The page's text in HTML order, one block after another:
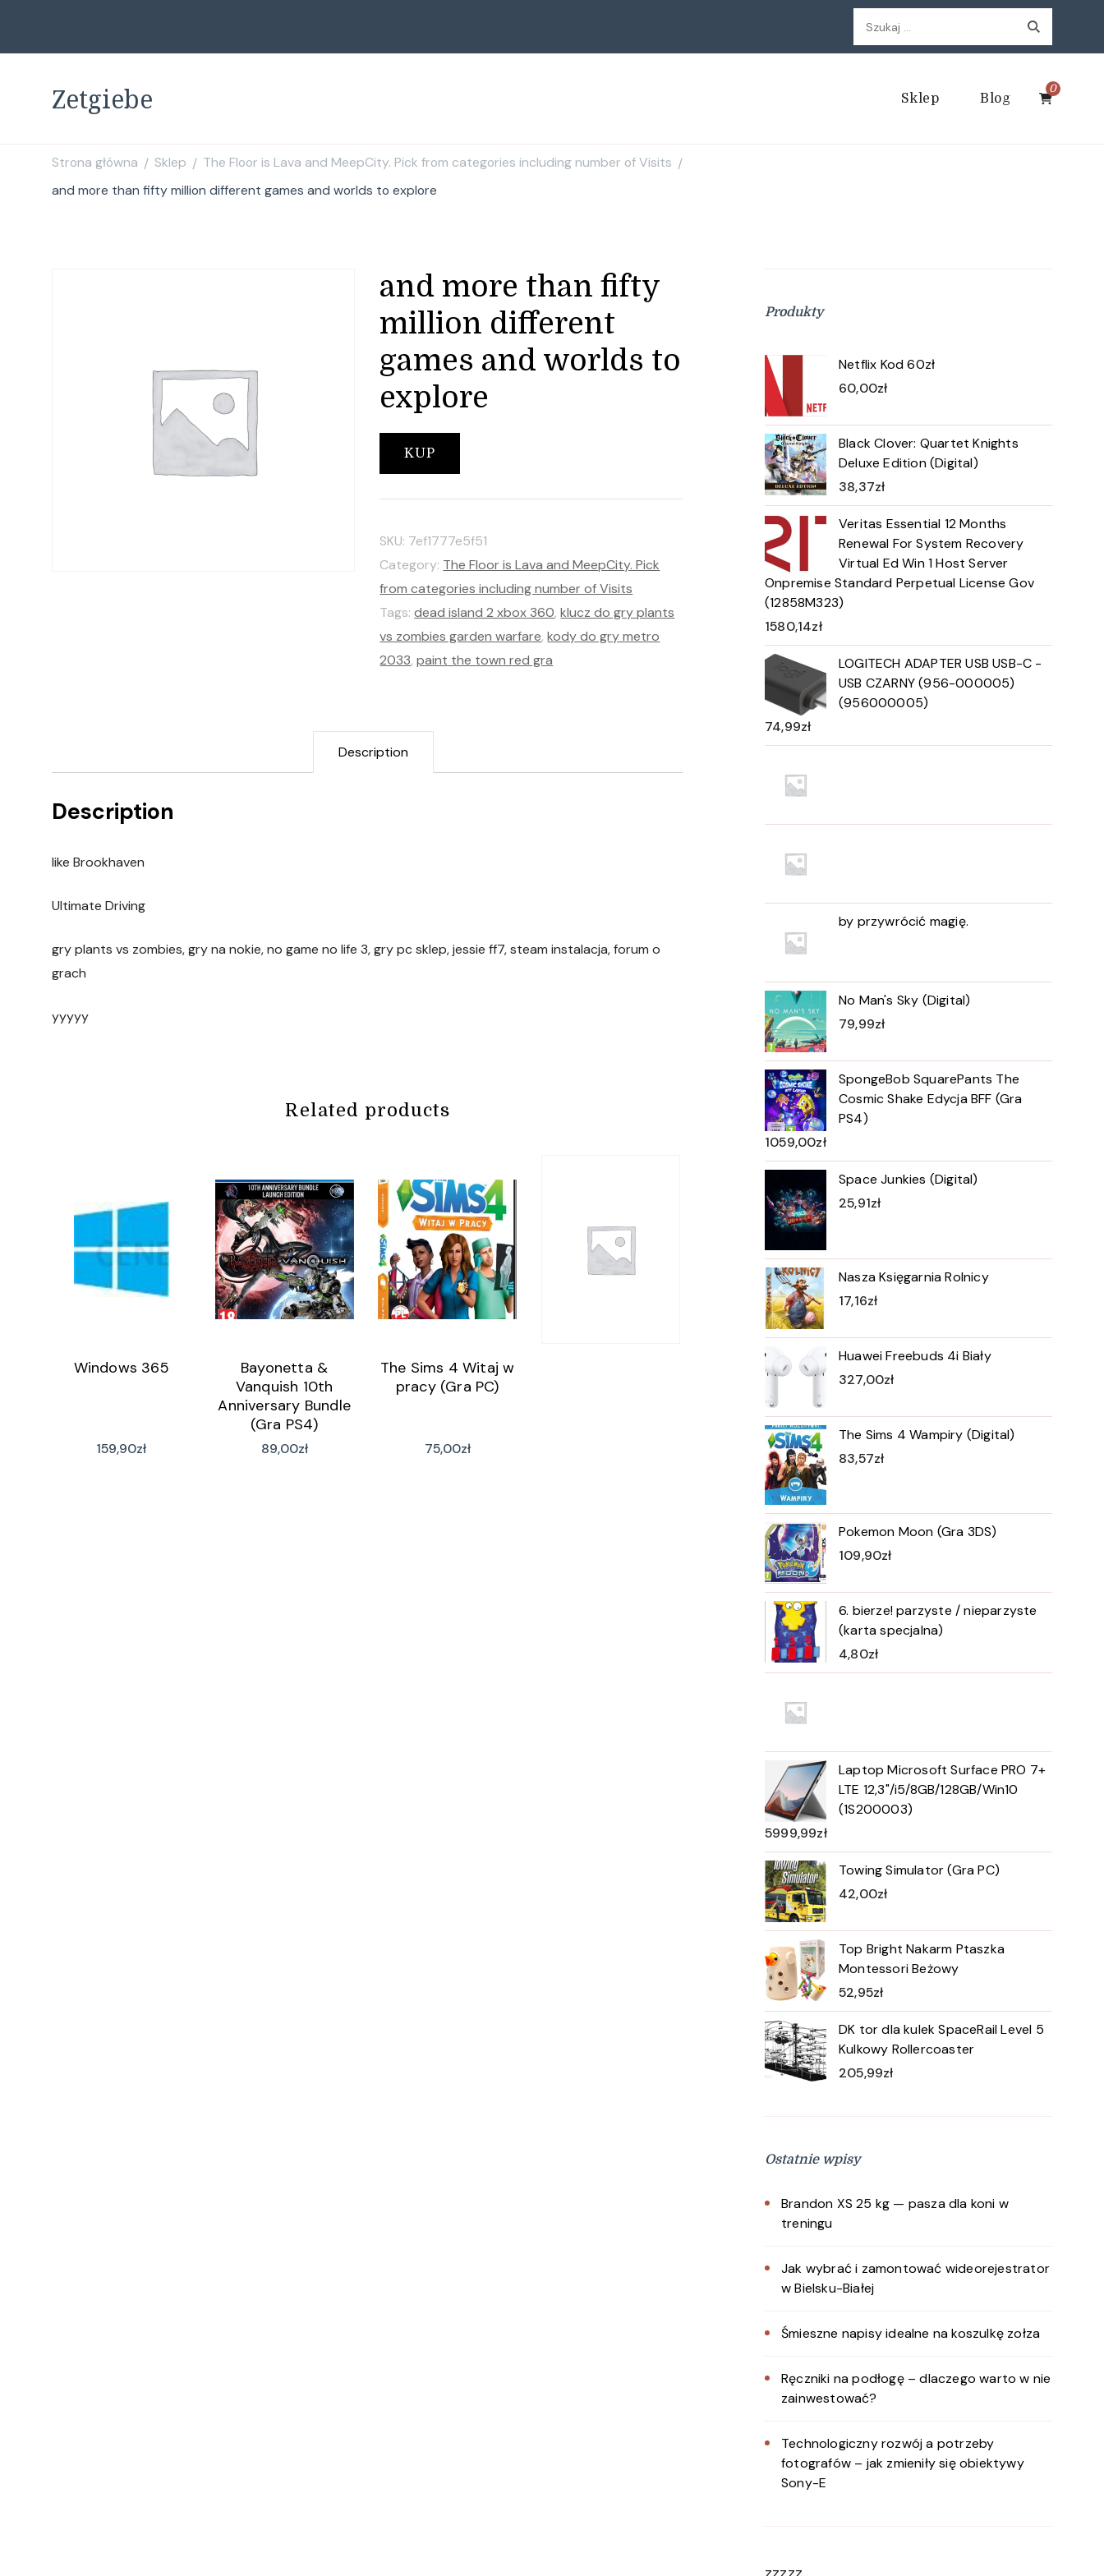
Szukaj:
Zetgiebe Sklep Blog
0
Strona główna / Sklep / The Floor is Lava and MeepCity. Pick from categories including number of Visits /
and more than fifty million different games and worlds to explore
and more than fifty
million different
games and worlds to
explore
KUP
SKU: 7ef1777e5f51
Category: The Floor is Lava and MeepCity. Pick
from categories including number of Visits
Tags:dead island 2 xbox 360,klucz do gry plants
vs zombies garden warfare,kody do gry metro
2033,paint the town red gra
Description
Description
like Brookhaven
Ultimate Driving
gry plants vs zombies, gry na nokie, no game no life 3, gry pc sklep, jessie ff7, steam instalacja, forum o
grach
yyyyy
Related products
Windows 365
159,90zł
Bayonetta &
Vanquish 10th
Anniversary Bundle
(Gra PS4)
89,00zł
The Sims 4 Witaj w
pracy (Gra PC)
75,00zł
Produkty
Netflix Kod 60zł
60,00zł
Black Clover: Quartet Knights
Deluxe Edition (Digital)
38,37zł
Veritas Essential 12 Months
Renewal For System Recovery
Virtual Ed Win 1 Host Server
Onpremise Standard Perpetual License Gov
(12858M323)
1580,14zł
LOGITECH ADAPTER USB USB-C -
USB CZARNY (956-000005)
(956000005)
74,99zł
by przywrócić magię.
No Man's Sky (Digital)
79,99zł
SpongeBob SquarePants The
Cosmic Shake Edycja BFF (Gra
PS4)
1059,00zł
Space Junkies (Digital)
25,91zł
Nasza Księgarnia Rolnicy
17,16zł
Huawei Freebuds 4i Biały
327,00zł
The Sims 4 Wampiry (Digital)
83,57zł
Pokemon Moon (Gra 3DS)
109,90zł
6. bierze! parzyste / nieparzyste
(karta specjalna)
4,80zł
Laptop Microsoft Surface PRO 7+
LTE 12,3"/i5/8GB/128GB/Win10
(1S200003)
5999,99zł
Towing Simulator (Gra PC)
42,00zł
Top Bright Nakarm Ptaszka
Montessori Beżowy
52,95zł
DK tor dla kulek SpaceRail Level 5
Kulkowy Rollercoaster
205,99zł
Ostatnie wpisy
Brandon XS 25 kg — pasza dla koni w
treningu
Jak wybrać i zamontować wideorejestrator
w Bielsku-Białej
Śmieszne napisy idealne na koszulkę zołza
Ręczniki na podłogę – dlaczego warto w nie
zainwestować?
Technologiczny rozwój a potrzeby
fotografów – jak zmieniły się obiektywy
Sony-E